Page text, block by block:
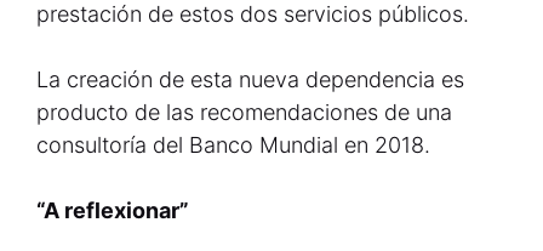
prestación de estos dos servicios públicos.
La creación de esta nueva dependencia es
producto de las recomendaciones de una
consultoría del Banco Mundial en 2018.
“A reflexionar”